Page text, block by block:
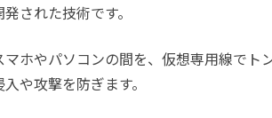
された技術です。
ホやパソコンの間を、仮想専用線でト
や攻撃を防ぎます。